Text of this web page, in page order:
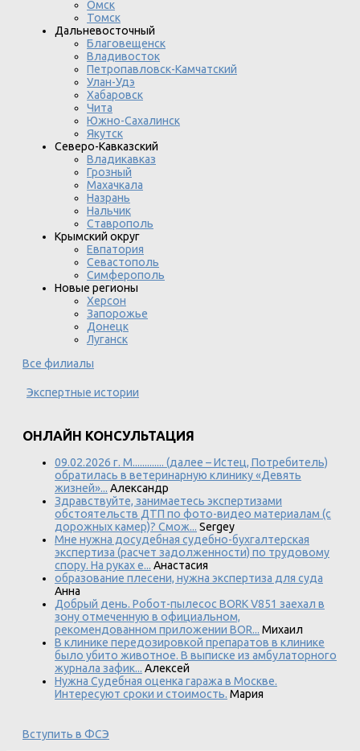
Омск
Томск
Дальневосточный
Благовещенск
Владивосток
Петропавловск-Камчатский
Улан-Удэ
Хабаровск
Чита
Южно-Сахалинск
Якутск
Северо-Кавказский
Владикавказ
Грозный
Махачкала
Назрань
Нальчик
Ставрополь
Крымский округ
Евпатория
Севастополь
Симферополь
Новые регионы
Херсон
Запорожье
Донецк
Луганск
Все филиалы
Экспертные истории
ОНЛАЙН КОНСУЛЬТАЦИЯ
09.02.2026 г. М............. (далее – Истец, Потребитель)
обратилась в ветеринарную клинику «Девять
жизней»... Александр
Здравствуйте, занимаетесь экспертизами
обстоятельств ДТП по фото-видео материалам (с
дорожных камер)? Смож... Sergey
Мне нужна досудебная судебно-бухгалтерская
экспертиза (расчет задолженности) по трудовому
спору. На руках е... Анастасия
образование плесени, нужна экспертиза для суда
Анна
Добрый день. Робот-пылесос BORK V851 заехал в
зону отмеченную в официальном,
рекомендованном приложении BOR... Михаил
В клинике передозировкой препаратов в клинике
было убито животное. В выписке из амбулаторного
журнала зафик... Алексей
Нужна Судебная оценка гаража в Москве.
Интересуют сроки и стоимость. Мария
Вступить в ФСЭ